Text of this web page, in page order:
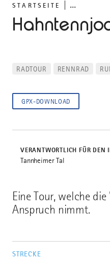
STARTSEITE ...
Eine Tour, welche
Anspruch nimmt.
STRECKE
RADTOUR RENNRAD
GPX-DOWNLOAD
VERANTWORTLICH FÜR DEN
Tannheimer Tal